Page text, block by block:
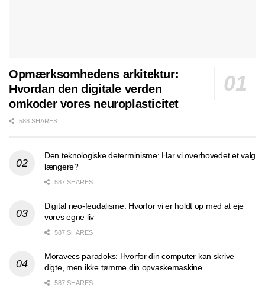
Opmærksomhedens arkitektur:
Hvordan den digitale verden
omkoder vores neuroplasticitet
588 SHARES
Den teknologiske determinisme: Har vi overhovedet et valg
længere?
587 SHARES
Digital neo-feudalisme: Hvorfor vi er holdt op med at eje
vores egne liv
587 SHARES
Moravecs paradoks: Hvorfor din computer kan skrive
digte, men ikke tømme din opvaskemaskine
587 SHARES